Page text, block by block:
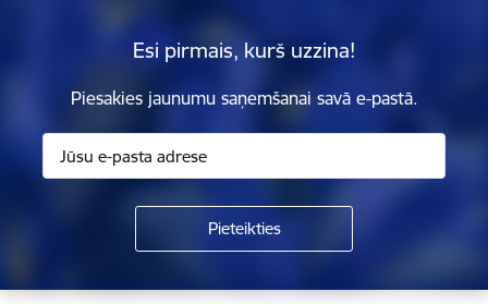
Esi pirmais, kurš uzzina!
Piesakies jaunumu saņemšanai savā e-pastā.